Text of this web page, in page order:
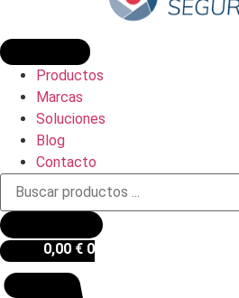
Productos
Marcas
Soluciones
Blog
Contacto
Búsqueda
productos
0,00 € 0